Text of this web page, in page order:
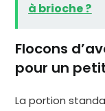
à brioche ?
Flocons
pour un
La portion